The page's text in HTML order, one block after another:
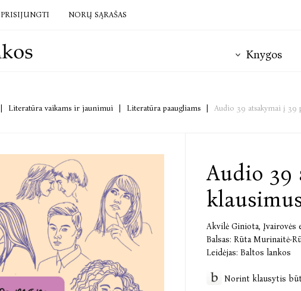
PRISIJUNGTI NORŲ SĄRAŠAS
Knygos
Literatūra vaikams ir jaunimui Literatūra paaugliams Audio 39 atsakymai į 39
Audio 39
Akvilė Giniota, Įvairovės
Balsas: Rūta Murinaitė-
Leidėjas: Baltos lankos
Norint klausytis